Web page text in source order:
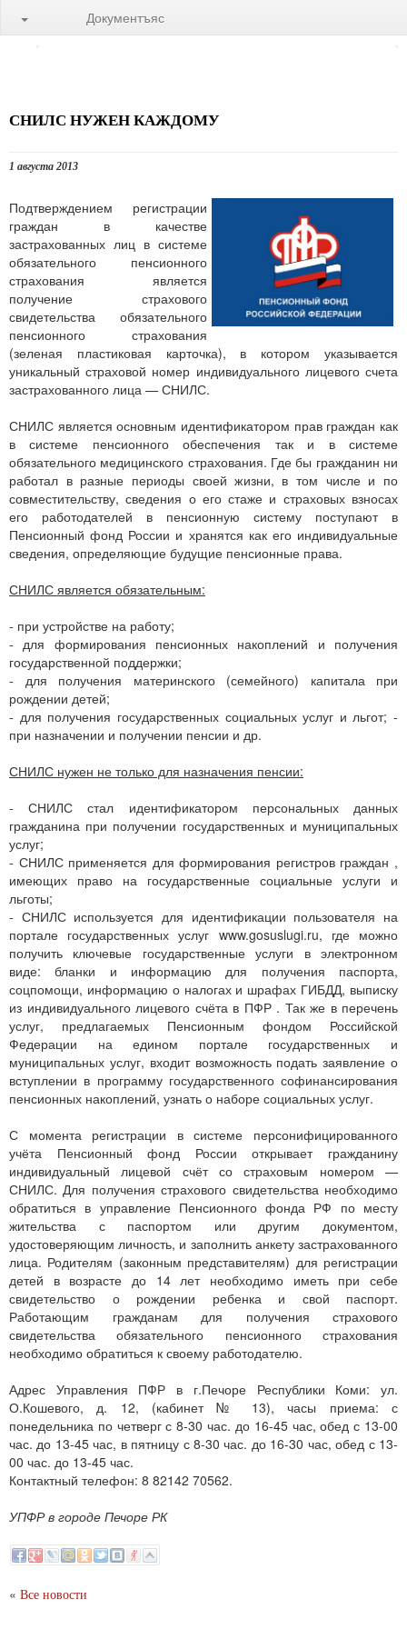
Документъяс
СНИЛС НУЖЕН КАЖДОМУ
1 августа 2013
Подтверждением регистрации
граждан в качестве
застрахованных лиц в системе
обязательного пенсионного
страхования является
получение страхового
свидетельства обязательного
пенсионного страхования
(зеленая пластиковая карточка), в котором указывается
уникальный страховой номер индивидуального лицевого счета
застрахованного лица — СНИЛС.
СНИЛС является основным идентификатором прав граждан как
в системе пенсионного обеспечения так и в системе
обязательного медицинского страхования. Где бы гражданин ни
работал в разные периоды своей жизни, в том числе и по
совместительству, сведения о его стаже и страховых взносах
его работодателей в пенсионную систему поступают в
Пенсионный фонд России и хранятся как его индивидуальные
сведения, определяющие будущие пенсионные права.
СНИЛС является обязательным:
- при устройстве на работу;
- для формирования пенсионных накоплений и получения
государственной поддержки;
- для получения материнского (семейного) капитала при
рождении детей;
- для получения государственных социальных услуг и льгот; -
при назначении и получении пенсии и др.
СНИЛС нужен не только для назначения пенсии:
- СНИЛС стал идентификатором персональных данных
гражданина при получении государственных и муниципальных
услуг;
- СНИЛС применяется для формирования регистров граждан ,
имеющих право на государственные социальные услуги и
льготы;
- СНИЛС используется для идентификации пользователя на
портале государственных услуг www.gosuslugi.ru, где можно
получить ключевые государственные услуги в электронном
виде: бланки и информацию для получения паспорта,
соцпомощи, информацию о налогах и шрафах ГИБДД, выписку
из индивидуального лицевого счёта в ПФР . Так же в перечень
услуг, предлагаемых Пенсионным фондом Российской
Федерации на едином портале государственных и
муниципальных услуг, входит возможность подать заявление о
вступлении в программу государственного софинансирования
пенсионных накоплений, узнать о наборе социальных услуг.
С момента регистрации в системе персонифицированного
учёта Пенсионный фонд России открывает гражданину
индивидуальный лицевой счёт со страховым номером —
СНИЛС. Для получения страхового свидетельства необходимо
обратиться в управление Пенсионного фонда РФ по месту
жительства с паспортом или другим документом,
удостоверяющим личность, и заполнить анкету застрахованного
лица. Родителям (законным представителям) для регистрации
детей в возрасте до 14 лет необходимо иметь при себе
свидетельство о рождении ребенка и свой паспорт.
Работающим гражданам для получения страхового
свидетельства обязательного пенсионного страхования
необходимо обратиться к своему работодателю.
Адрес Управления ПФР в г.Печоре Республики Коми: ул.
О.Кошевого, д. 12, (кабинет № 13), часы приема: с
понедельника по четверг с 8-30 час. до 16-45 час, обед с 13-00
час. до 13-45 час, в пятницу с 8-30 час. до 16-30 час, обед с 13-
00 час. до 13-45 час.
Контактный телефон: 8 82142 70562.
УПФР в городе Печоре РК
« Все новости